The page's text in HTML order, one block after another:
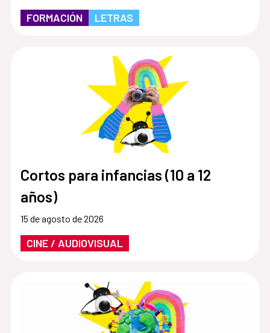
FORMACIÓN LETRAS
Cortos para infancias (10 a 12
años)
15 de agosto de 2026
CINE / AUDIOVISUAL